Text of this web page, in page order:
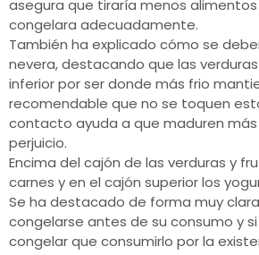
asegura que tiraría menos
congelara adecuadamente.
También ha explicado cómo se
nevera, destacando que las
inferior por ser donde más frio
recomendable que no se toquen
contacto ayuda a que maduren
perjuicio.
Encima del cajón de las verduras y
carnes y en el cajón superior los
Se ha destacado de forma muy
congelarse antes de su consumo y
congelar que consumirlo por la